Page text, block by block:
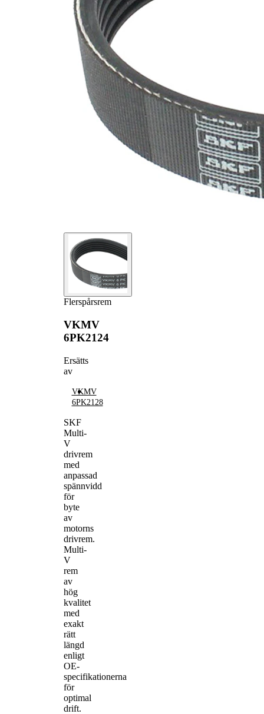
Flerspårsrem
VKMV
6PK2124
Ersätts
av
VKMV
6PK2128
SKF
Multi-
V
drivrem
med
anpassad
spännvidd
för
byte
av
motorns
drivrem.
Multi-
V
rem
av
hög
kvalitet
med
exakt
rätt
längd
enligt
OE-
specifikationerna
för
optimal
drift.